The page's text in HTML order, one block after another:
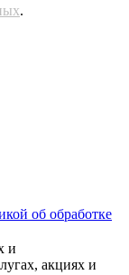
.
об обработке
и
акциях и